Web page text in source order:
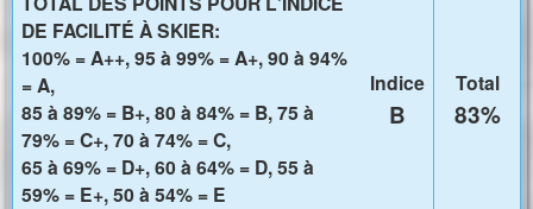
DE FACILITÉ À SKIER:
100% = A++, 95 à 99% = A+, 90 à 94%
= A,
85 à 89% = B+, 80 à 84% = B, 75 à
79% = C+, 70 à 74% = C,
65 à 69% = D+, 60 à 64% = D, 55 à
59% = E+, 50 à 54% = E
Indice
B
Total
83%